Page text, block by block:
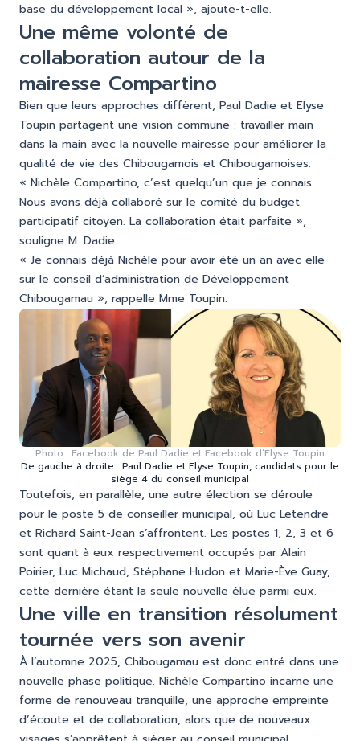
base du développement local », ajoute-t-elle.
Une même volonté de
collaboration autour de la
mairesse Compartino
Bien que leurs approches diffèrent, Paul Dadie et Elyse
Toupin partagent une vision commune : travailler main
dans la main avec la nouvelle mairesse pour améliorer la
qualité de vie des Chibougamois et Chibougamoises.
« Nichèle Compartino, c’est quelqu’un que je connais.
Nous avons déjà collaboré sur le comité du budget
participatif citoyen. La collaboration était parfaite »,
souligne M. Dadie.
« Je connais déjà Nichèle pour avoir été un an avec elle
sur le conseil d’administration de Développement
Chibougamau », rappelle Mme Toupin.
Photo : Facebook de Paul Dadie et Facebook d’Elyse Toupin
De gauche à droite : Paul Dadie et Elyse Toupin, candidats pour le
siège 4 du conseil municipal
Toutefois, en parallèle, une autre élection se déroule
pour le poste 5 de conseiller municipal, où Luc Letendre
et Richard Saint-Jean s’affrontent. Les postes 1, 2, 3 et 6
sont quant à eux respectivement occupés par Alain
Poirier, Luc Michaud, Stéphane Hudon et Marie-Ève Guay,
cette dernière étant la seule nouvelle élue parmi eux.
Une ville en transition résolument
tournée vers son avenir
À l’automne 2025, Chibougamau est donc entré dans une
nouvelle phase politique. Nichèle Compartino incarne une
forme de renouveau tranquille, une approche empreinte
d’écoute et de collaboration, alors que de nouveaux